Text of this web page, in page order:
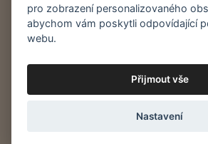
Restartshop.cz
Pracenaulici.cz
Odběr
pro zobrazení personalizovaného
abychom vám poskytli odpovídající
webu.
Přijmout vše
Nastavení